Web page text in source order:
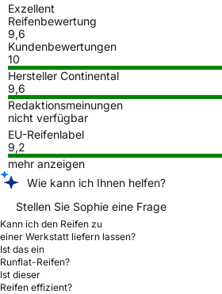
Exzellent
Reifenbewertung
9,6
Kundenbewertungen
10
Hersteller Continental
9,6
Redaktionsmeinungen
nicht verfügbar
EU-Reifenlabel
9,2
mehr anzeigen
Wie kann ich Ihnen helfen?
Stellen Sie Sophie eine Frage
Kann ich den Reifen zu
einer Werkstatt liefern lassen?
Ist das ein
Runflat-Reifen?
Ist dieser
Reifen effizient?